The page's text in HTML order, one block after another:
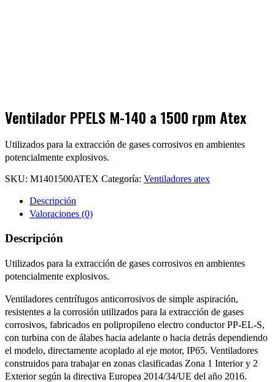
Ventilador PPELS M-140 a 1500 rpm Atex
Utilizados para la extracción de gases corrosivos en ambientes
potencialmente explosivos.
SKU: M1401500ATEX Categoría: Ventiladores atex
Descripción
Valoraciones (0)
Descripción
Utilizados para la extracción de gases corrosivos en ambientes
potencialmente explosivos.
Ventiladores centrífugos anticorrosivos de simple aspiración,
resistentes a la corrosión utilizados para la extracción de gases
corrosivos, fabricados en polipropileno electro conductor PP-EL-S,
con turbina con de álabes hacia adelante o hacia detrás dependiendo
el modelo, directamente acoplado al eje motor, IP65. Ventiladores
construidos para trabajar en zonas clasificadas Zona 1 Interior y 2
Exterior según la directiva Europea 2014/34/UE del año 2016.